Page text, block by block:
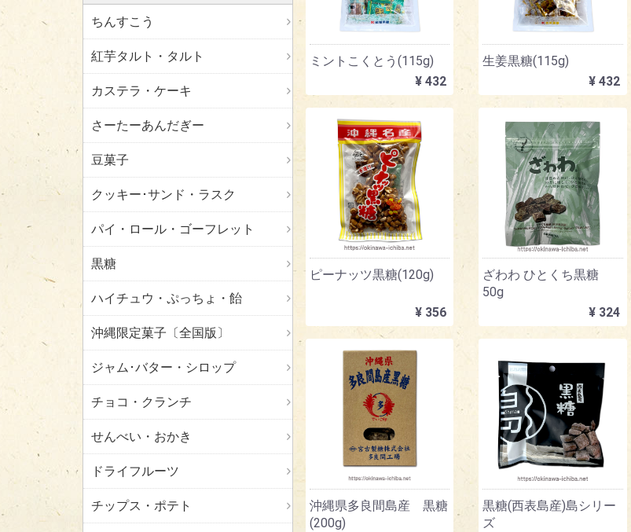
ちんすこう
紅芋タルト・タルト
カステラ・ケーキ
さーたーあんだぎー
豆菓子
クッキー･サンド・ラスク
パイ・ロール・ゴーフレット
黒糖
ハイチュウ・ぷっちょ・飴
沖縄限定菓子〔全国版〕
ジャム･バター・シロップ
チョコ・クランチ
せんべい・おかき
ドライフルーツ
チップス・ポテト
ミントこくとう(115g)
¥ 432
生姜黒糖(115g)
¥ 432
ピーナッツ黒糖(120g)
¥ 356
ざわわ ひとくち黒糖
50g
¥ 324
沖縄県多良間島産 黒糖
(200g)
黒糖(西表島産)島シリー
ズ